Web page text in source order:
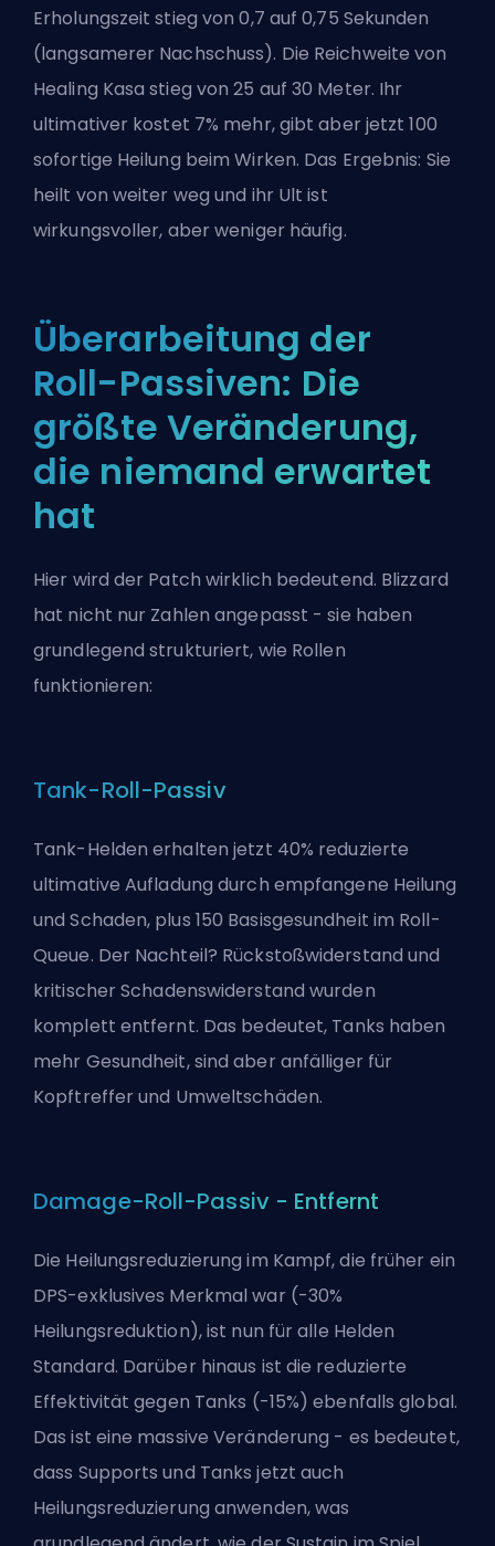
Erholungszeit stieg von 0,7 auf 0,75 Sekunden
(langsamerer Nachschuss). Die Reichweite von
Healing Kasa stieg von 25 auf 30 Meter. Ihr
ultimativer kostet 7% mehr, gibt aber jetzt 100
sofortige Heilung beim Wirken. Das Ergebnis: Sie
heilt von weiter weg und ihr Ult ist
wirkungsvoller, aber weniger häufig.
Überarbeitung der
Roll-Passiven: Die
größte Veränderung,
die niemand erwartet
hat
Hier wird der Patch wirklich bedeutend. Blizzard
hat nicht nur Zahlen angepasst - sie haben
grundlegend strukturiert, wie Rollen
funktionieren:
Tank-Roll-Passiv
Tank-Helden erhalten jetzt 40% reduzierte
ultimative Aufladung durch empfangene Heilung
und Schaden, plus 150 Basisgesundheit im Roll-
Queue. Der Nachteil? Rückstoßwiderstand und
kritischer Schadenswiderstand wurden
komplett entfernt. Das bedeutet, Tanks haben
mehr Gesundheit, sind aber anfälliger für
Kopftreffer und Umweltschäden.
Damage-Roll-Passiv - Entfernt
Die Heilungsreduzierung im Kampf, die früher ein
DPS-exklusives Merkmal war (-30%
Heilungsreduktion), ist nun für alle Helden
Standard. Darüber hinaus ist die reduzierte
Effektivität gegen Tanks (-15%) ebenfalls global.
Das ist eine massive Veränderung - es bedeutet,
dass Supports und Tanks jetzt auch
Heilungsreduzierung anwenden, was